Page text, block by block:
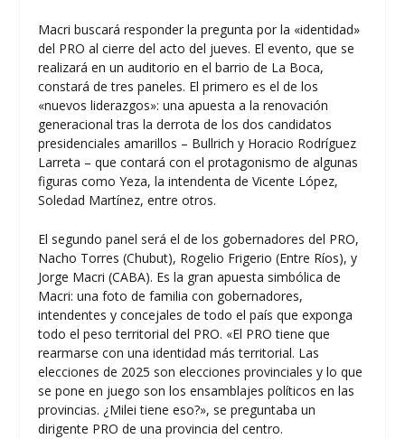
Macri buscará responder la pregunta por la «identidad»
del PRO al cierre del acto del jueves. El evento, que se
realizará en un auditorio en el barrio de La Boca,
constará de tres paneles. El primero es el de los
«nuevos liderazgos»: una apuesta a la renovación
generacional tras la derrota de los dos candidatos
presidenciales amarillos – Bullrich y Horacio Rodríguez
Larreta – que contará con el protagonismo de algunas
figuras como Yeza, la intendenta de Vicente López,
Soledad Martínez, entre otros.
El segundo panel será el de los gobernadores del PRO,
Nacho Torres (Chubut), Rogelio Frigerio (Entre Ríos), y
Jorge Macri (CABA). Es la gran apuesta simbólica de
Macri: una foto de familia con gobernadores,
intendentes y concejales de todo el país que exponga
todo el peso territorial del PRO. «El PRO tiene que
rearmarse con una identidad más territorial. Las
elecciones de 2025 son elecciones provinciales y lo que
se pone en juego son los ensamblajes políticos en las
provincias. ¿Milei tiene eso?», se preguntaba un
dirigente PRO de una provincia del centro.